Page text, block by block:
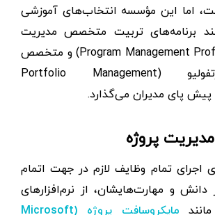
اما این مؤسسه‌ انتخاب‌های آموزشی
برنامه‌های تربیت متخصص مدیریت
برنامه (Program Management Professional) و متخصص
مدیریت پورتفولیو (Portfolio Management
پروژه
اجرای تمام وظایف لازم در جهت اتمام
دانش و مهارت‌هایشان، از نرم‌افزارهای
مایکروسافت پروژه (Microsoft